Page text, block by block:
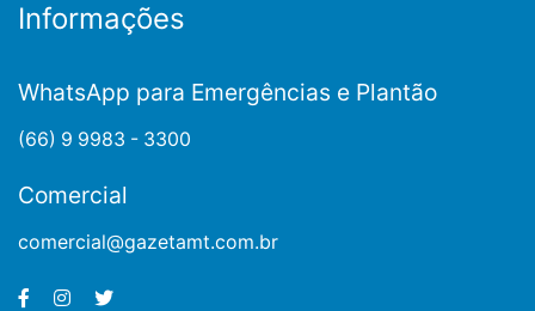
Informações
WhatsApp para Emergências e Plantão
(66) 9 9983 - 3300
Comercial
comercial@gazetamt.com.br